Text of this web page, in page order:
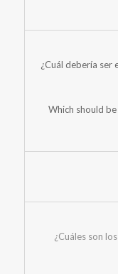
¿Cuál debería ser
Which should
¿Cuáles son